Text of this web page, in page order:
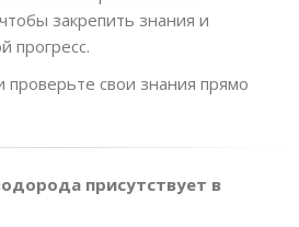
закрепить знания и
прогресс.
свои знания прямо
присутствует в